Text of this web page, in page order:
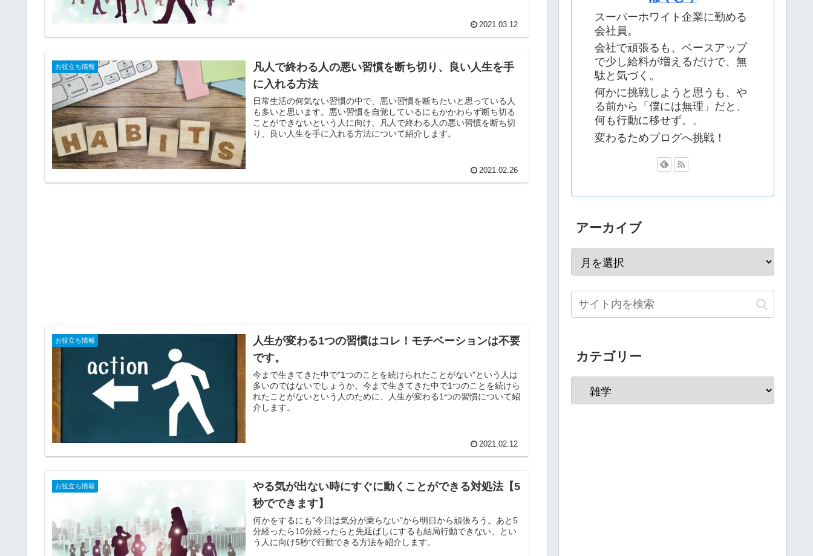
2021.03.12
お役立ち情報
凡人で終わる人の悪い習慣を断ち切り、良い人生を手
に入れる方法
日常生活の何気ない習慣の中で、悪い習慣を断ちたいと思っている人
も多いと思います。悪い習慣を自覚しているにもかかわらず断ち切る
ことができないという人に向け、凡人で終わる人の悪い習慣を断ち切
り、良い人生を手に入れる方法について紹介します。
2021.02.26
お役立ち情報
人生が変わる1つの習慣はコレ！モチベーションは不要
です。
今まで生きてきた中で"1つのことを続けられたことがない"という人は
多いのではないでしょうか。今まで生きてきた中で1つのことを続けら
れたことがないという人のために、人生が変わる1つの習慣について紹
介します。
2021.02.12
お役立ち情報
やる気が出ない時にすぐに動くことができる対処法【5
秒でできます】
何かをするにも"今日は気分が乗らない"から明日から頑張ろう。あと5
分経ったら10分経ったらと先延ばしにするも結局行動できない、とい
う人に向け5秒で行動できる方法を紹介します。
スーパーホワイト企業に勤める
会社員。
会社で頑張るも、ベースアップ
で少し給料が増えるだけで、無
駄と気づく。
何かに挑戦しようと思うも、や
る前から「僕には無理」だと、
何も行動に移せず。。
変わるためブログへ挑戦！
アーカイブ
カテゴリー